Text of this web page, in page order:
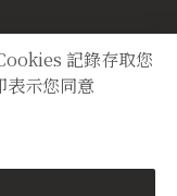
記錄存取您
表示您同意
明
right reserved.